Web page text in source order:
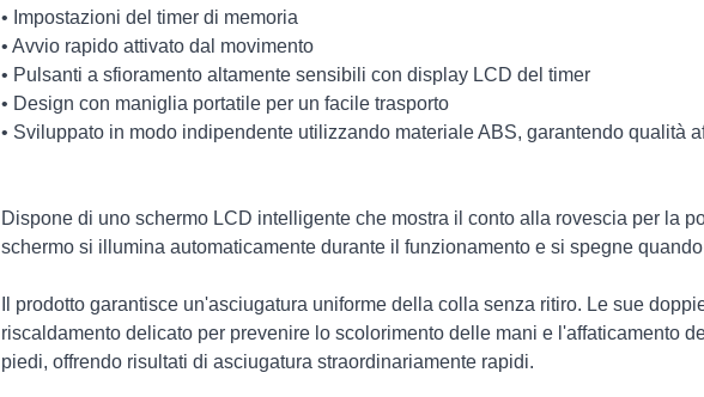
• Impostazioni del timer di memoria
• Avvio rapido attivato dal movimento
• Pulsanti a sfioramento altamente sensibili con display LCD del timer
• Design con maniglia portatile per un facile trasporto
• Sviluppato in modo indipendente utilizzando materiale ABS, garantendo qualità
Dispone di uno schermo LCD intelligente che mostra il conto alla rovescia per la
schermo si illumina automaticamente durante il funzionamento e si spegne
Il prodotto garantisce un'asciugatura uniforme della colla senza ritiro. Le sue
riscaldamento delicato per prevenire lo scolorimento delle mani e l'affaticamento
piedi, offrendo risultati di asciugatura straordinariamente rapidi.